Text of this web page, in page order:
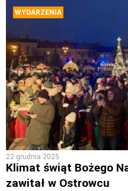
WYDARZENIA
22 grudnia 2025
Klimat świąt Bożego
zawitał w Ostrowcu